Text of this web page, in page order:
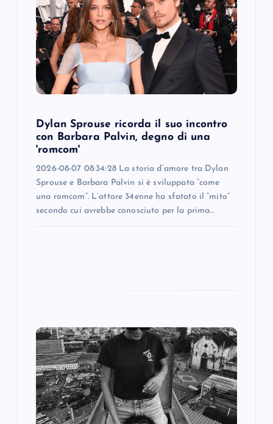
Dylan Sprouse ricorda il suo incontro
con Barbara Palvin, degno di una
'romcom'
2026-08-07 08:34:28 La storia d’amore tra Dylan
Sprouse e Barbara Palvin si è sviluppata “come
una romcom”. L’attore 34enne ha sfatato il “mito”
secondo cui avrebbe conosciuto per la prima…